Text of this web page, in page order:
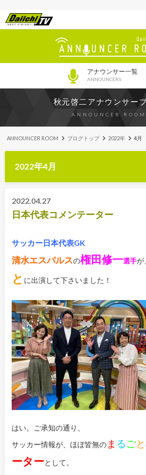
アナウンサー一覧
ANNOUNCERS
秋元啓二アナウンサー
ANNOUNCER ROOM
ANNOUNCER ROOM ブログトップ 2022年 4月
2022年4月
2022.04.27
日本代表コメンテーター
サッカー日本代表GK
清水エスパルスの権田修一選手が
と に出演して下さいました！
はい。ご承知の通り、
サッカー情報が、ほぼ皆無のま るごと
ーターとして。